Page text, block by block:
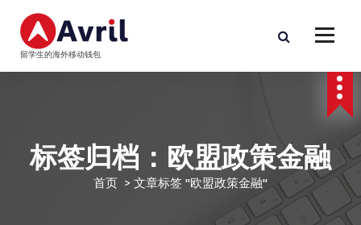
留学生的海外移动钱包
标签归档：欧盟政策金融
首页 > 文章标签 "欧盟政策金融"